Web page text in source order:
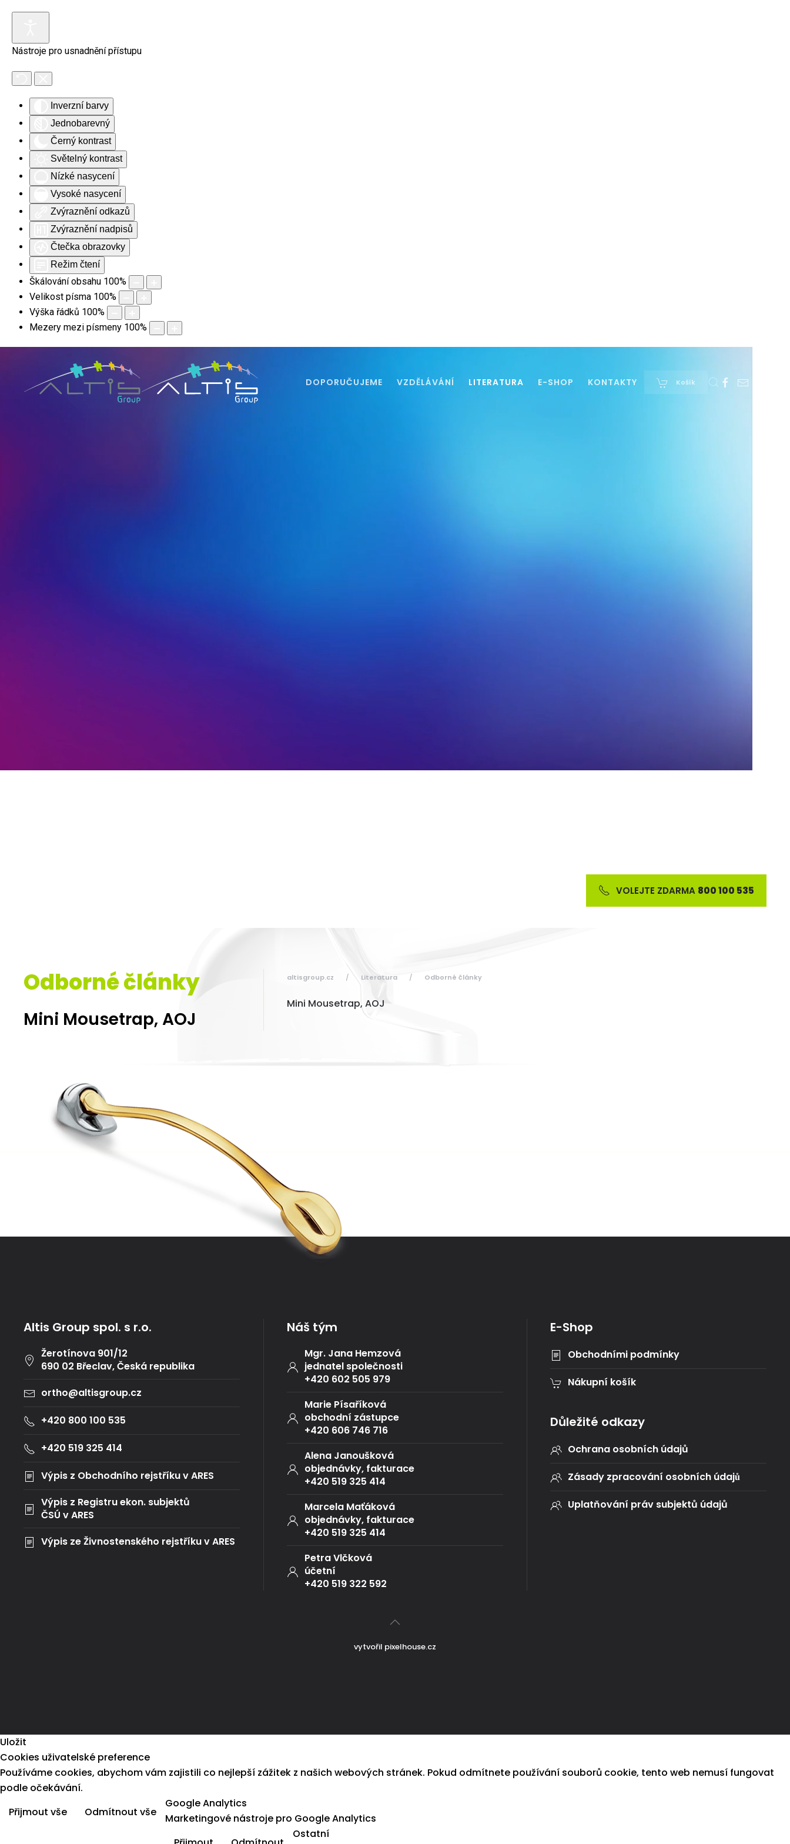
Nástroje pro usnadnění přístupu
Inverzní barvy
Jednobarevný
Černý kontrast
Světelný kontrast
Nízké nasycení
Vysoké nasycení
Zvýraznění odkazů
Zvýraznění nadpisů
Čtečka obrazovky
Režim čtení
Škálování obsahu 100%
Velikost písma 100%
Výška řádků 100%
Mezery mezi písmeny 100%
DOPORUČUJEME VZDĚLÁVÁNÍ LITERATURA E-SHOP KONTAKTY Košík
VOLEJTE ZDARMA 800 100 535
Odborné články
Mini Mousetrap, AOJ
altisgroup.cz Literatura Odborné články
Mini Mousetrap, AOJ
Altis Group spol. s r.o.
Žerotínova 901/12
690 02 Břeclav, Česká republika
ortho@altisgroup.cz
+420 800 100 535
+420 519 325 414
Výpis z Obchodního rejstříku v ARES
Výpis z Registru ekon. subjektů
ČSÚ v ARES
Výpis ze Živnostenského rejstříku v ARES
Náš tým
Mgr. Jana Hemzová
jednatel společnosti
+420 602 505 979
Marie Písaříková
obchodní zástupce
+420 606 746 716
Alena Janoušková
objednávky, fakturace
+420 519 325 414
Marcela Maťáková
objednávky, fakturace
+420 519 325 414
Petra Vlčková
účetní
+420 519 322 592
E-Shop
Obchodními podmínky
Nákupní košík
Důležité odkazy
Ochrana osobních údajů
Zásady zpracování osobních údajů
Uplatňování práv subjektů údajů
vytvořil pixelhouse.cz
Uložit
Cookies uživatelské preference
Používáme cookies, abychom vám zajistili co nejlepší zážitek z našich webových stránek. Pokud odmítnete používání souborů cookie, tento web nemusí fungovat
podle očekávání.
Přijmout vše
Odmítnout vše
Google Analytics
Marketingové nástroje pro Google Analytics
Ostatní